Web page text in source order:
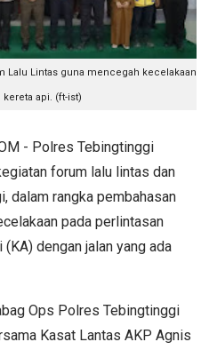
Lalu Lintas guna mencegah kecelakaan
api. (ft-ist)
- Polres Tebingtinggi
forum lalu lintas dan
dalam rangka pembahasan
pada perlintasan
dengan jalan yang ada
Ops Polres Tebingtinggi
Kasat Lantas AKP Agnis